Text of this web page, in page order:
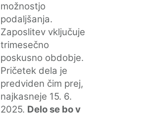
možnostjo
podaljšanja.
Zaposlitev vključuje
trimesečno
poskusno obdobje.
Pričetek dela je
predviden čim prej,
najkasneje 15. 6.
2025. Delo se bo v